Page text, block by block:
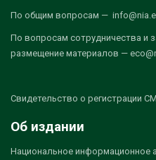
По общим вопросам —
По вопросам сотрудничества и
размещение материалов —
Свидетельство о регистрации
Об издании
Национальное информационное